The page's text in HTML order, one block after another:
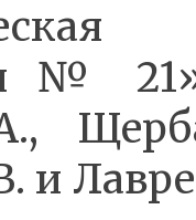
№ 21»
и